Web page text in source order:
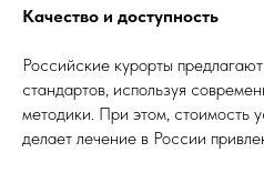
Качество и доступность
Российские курорты
стандартов, используя
методики. При этом, стоимость
делает лечение в России